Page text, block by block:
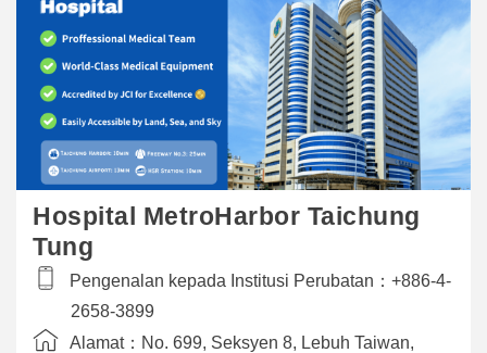
Hospital MetroHarbor Taichung
Tung
Pengenalan kepada Institusi Perubatan： +886-4-
2658-3899
Alamat： No. 699, Seksyen 8, Lebuh Taiwan,